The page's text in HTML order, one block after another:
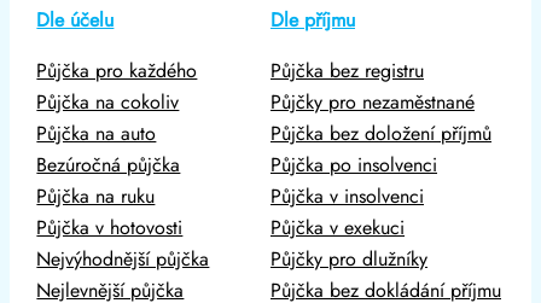
Dle účelu
Půjčka pro každého
Půjčka na cokoliv
Půjčka na auto
Bezúročná půjčka
Půjčka na ruku
Půjčka v hotovosti
Nejvýhodnější půjčka
Nejlevnější půjčka
Dle příjmu
Půjčka bez registru
Půjčky pro nezaměstnané
Půjčka bez doložení příjmů
Půjčka po insolvenci
Půjčka v insolvenci
Půjčka v exekuci
Půjčky pro dlužníky
Půjčka bez dokládání příjmu